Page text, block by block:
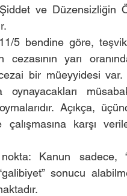
Şiddet ve
5 bendine göre,
cezasının yarı
bir müeyyidesi
oynayacakları
Açıkça,
karşı
Kanun sadece,
sonucu